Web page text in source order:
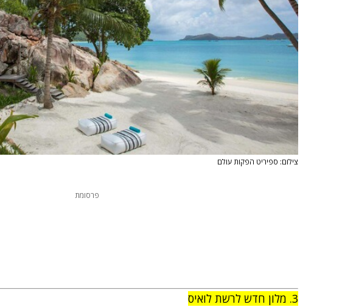
צילום: ספיריט הפקות עולם
פרסומת
3. מלון חדש לרשת לואיס